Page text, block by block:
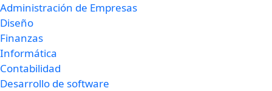
Administración de Empresas
Diseño
Finanzas
Informática
Contabilidad
Desarrollo de software